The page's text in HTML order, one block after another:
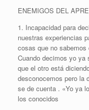
ENEMIGOS DEL
1. Incapacidad para
nuestras experiencias
cosas que no
Cuando decimos yo
que el otro está
desconocemos pero la
se de cuenta . «Yo ya
los conocidos